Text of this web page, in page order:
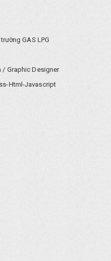
GAS LPG
/ Graphic Designer
Html-Javascript